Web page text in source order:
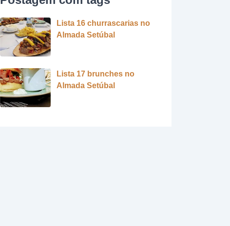
Lista 16 churrascarias no
Almada Setúbal
Lista 17 brunches no
Almada Setúbal